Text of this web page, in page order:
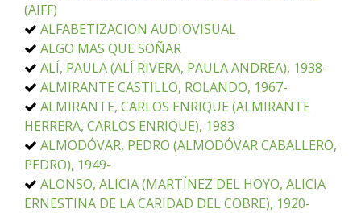
(AIFF)
ALFABETIZACION AUDIOVISUAL
ALGO MAS QUE SOÑAR
ALÍ, PAULA (ALÍ RIVERA, PAULA ANDREA), 1938-
ALMIRANTE CASTILLO, ROLANDO, 1967-
ALMIRANTE, CARLOS ENRIQUE (ALMIRANTE
HERRERA, CARLOS ENRIQUE), 1983-
ALMODÓVAR, PEDRO (ALMODÓVAR CABALLERO,
PEDRO), 1949-
ALONSO, ALICIA (MARTÍNEZ DEL HOYO, ALICIA
ERNESTINA DE LA CARIDAD DEL COBRE), 1920-